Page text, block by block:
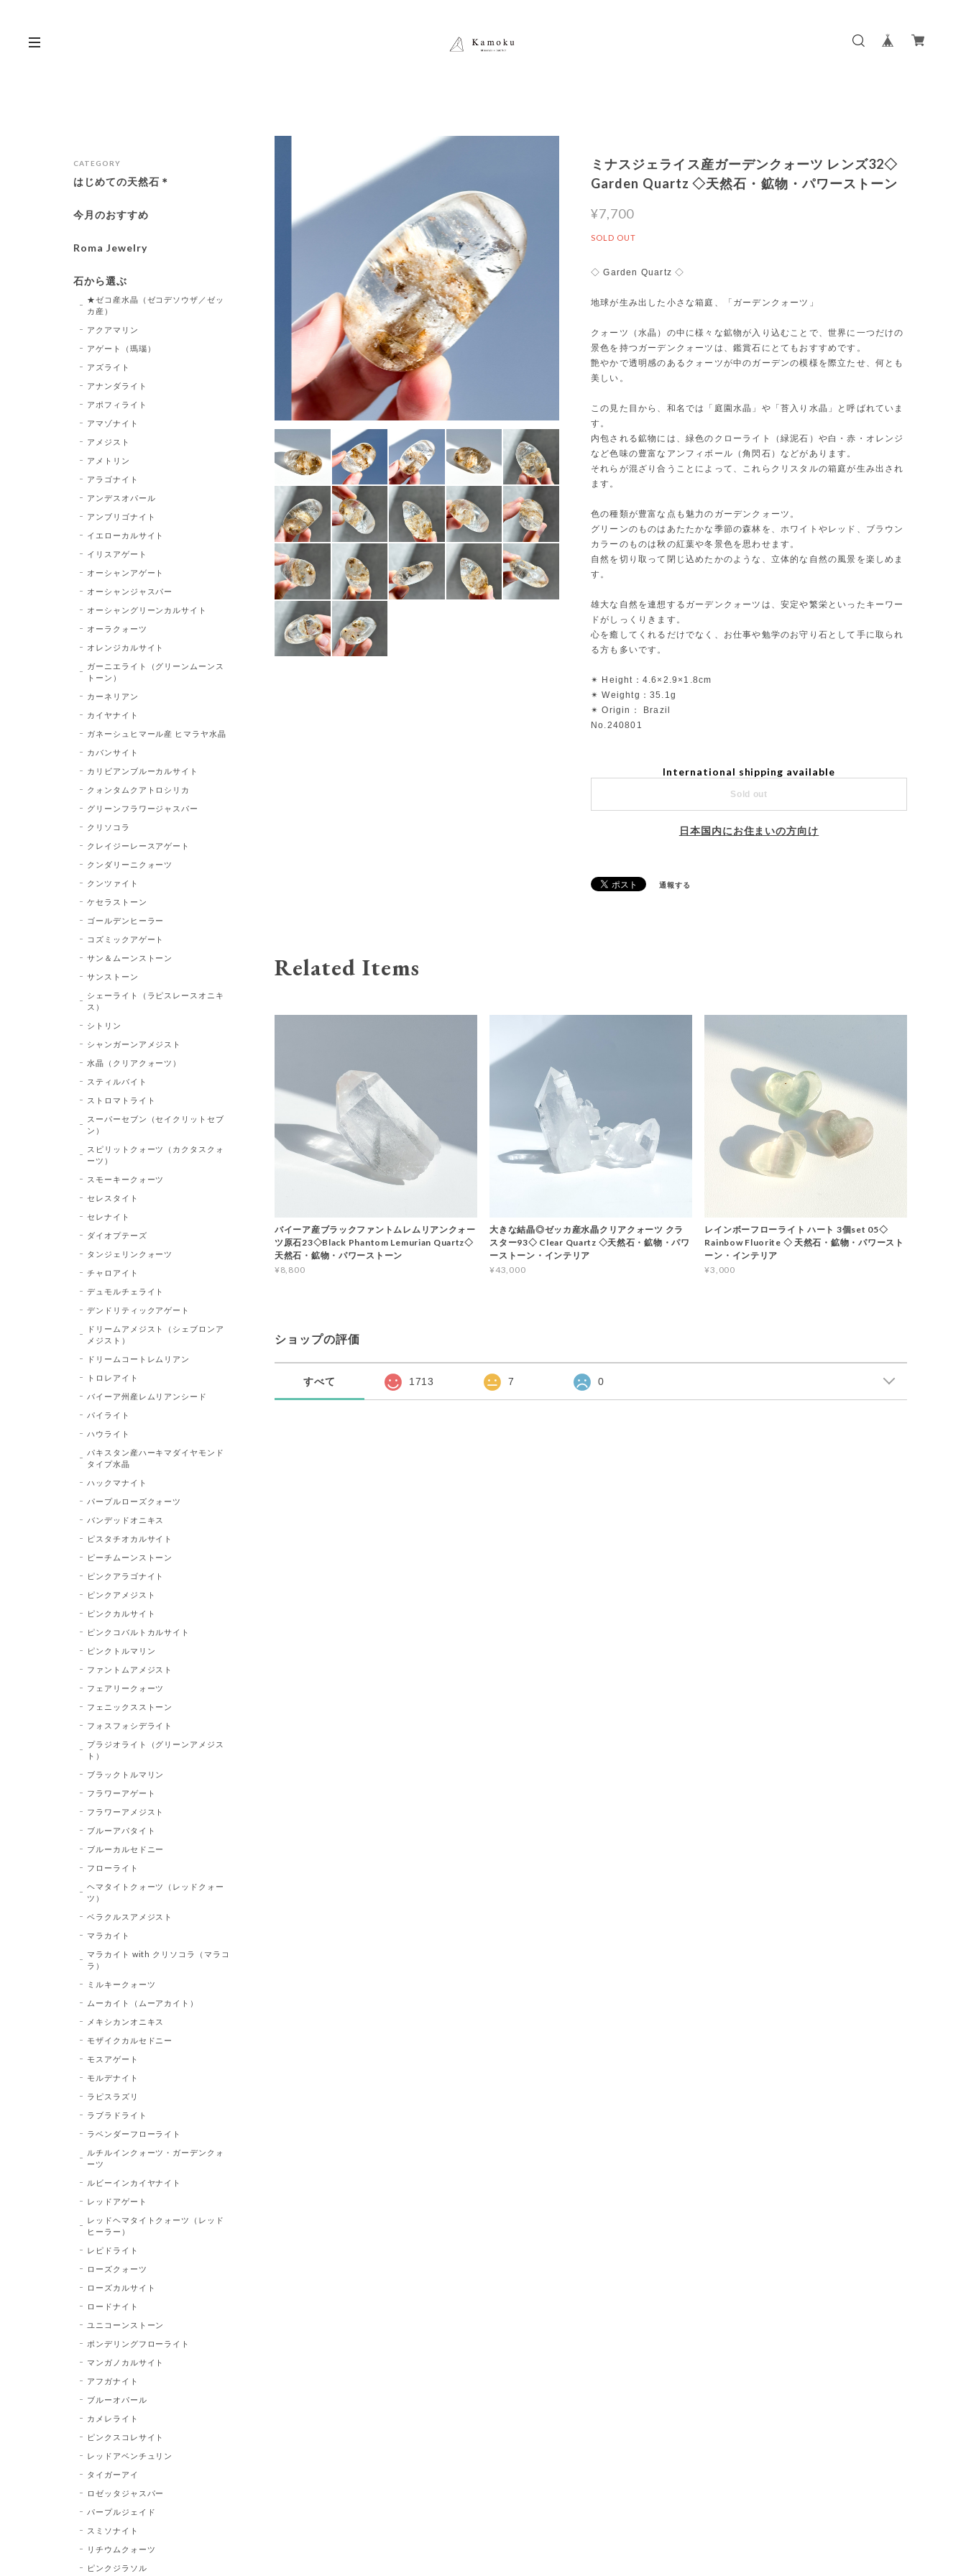
ミナスジェライス産ガーデンクォーツ レンズ32◇
Garden Quartz ◇天然石・鉱物・パワーストーン
¥7,700
SOLD OUT
◇ Garden Quartz ◇
地球が生み出した小さな箱庭、「ガーデンクォーツ」
クォーツ（水晶）の中に様々な鉱物が入り込むことで、世界に一つだけの
景色を持つガーデンクォーツは、鑑賞石にとてもおすすめです。
艶やかで透明感のあるクォーツが中のガーデンの模様を際立たせ、何とも
美しい。
この見た目から、和名では「庭園水晶」や「苔入り水晶」と呼ばれていま
す。
内包される鉱物には、緑色のクローライト（緑泥石）や白・赤・オレンジ
など色味の豊富なアンフィボール（角閃石）などがあります。
それらが混ざり合うことによって、これらクリスタルの箱庭が生み出され
ます。
色の種類が豊富な点も魅力のガーデンクォーツ。
グリーンのものはあたたかな季節の森林を、ホワイトやレッド、ブラウン
カラーのものは秋の紅葉や冬景色を思わせます。
自然を切り取って閉じ込めたかのような、立体的な自然の風景を楽しめま
す。
雄大な自然を連想するガーデンクォーツは、安定や繁栄といったキーワー
ドがしっくりきます。
心を癒してくれるだけでなく、お仕事や勉学のお守り石として手に取られ
る方も多いです。
✴︎ Height：4.6×2.9×1.8cm
✴︎ Weightg：35.1g
✴︎ Origin： Brazil
No.240801
International shipping available
Sold out
日本国内にお住まいの方向け
通報する
Related Items
バイーア産ブラックファントムレムリアンクォー
ツ原石23◇Black Phantom Lemurian Quartz◇
天然石・鉱物・パワーストーン
¥8,800
大きな結晶◎ゼッカ産水晶クリアクォーツ クラ
スター93◇ Clear Quartz ◇天然石・鉱物・パワ
ーストーン・インテリア
¥43,000
レインボーフローライト ハート 3個set 05◇
Rainbow Fluorite ◇ 天然石・鉱物・パワースト
ーン・インテリア
¥3,000
ショップの評価
すべて 1713 7 0
CATEGORY
はじめての天然石＊
今月のおすすめ
Roma Jewelry
石から選ぶ
★ゼコ産水晶（ゼコデソウザ／ゼッ
カ産）
アクアマリン
アゲート（瑪瑙）
アズライト
アナンダライト
アポフィライト
アマゾナイト
アメジスト
アメトリン
アラゴナイト
アンデスオパール
アンブリゴナイト
イエローカルサイト
イリスアゲート
オーシャンアゲート
オーシャンジャスパー
オーシャングリーンカルサイト
オーラクォーツ
オレンジカルサイト
ガーニエライト（グリーンムーンス
トーン）
カーネリアン
カイヤナイト
ガネーシュヒマール産 ヒマラヤ水晶
カバンサイト
カリビアンブルーカルサイト
クォンタムクアトロシリカ
グリーンフラワージャスパー
クリソコラ
クレイジーレースアゲート
クンダリーニクォーツ
クンツァイト
ケセラストーン
ゴールデンヒーラー
コズミックアゲート
サン＆ムーンストーン
サンストーン
シェーライト（ラピスレースオニキ
ス）
シトリン
シャンガーンアメジスト
水晶（クリアクォーツ）
スティルバイト
ストロマトライト
スーパーセブン（セイクリットセブ
ン）
スピリットクォーツ（カクタスクォ
ーツ）
スモーキークォーツ
セレスタイト
セレナイト
ダイオプテーズ
タンジェリンクォーツ
チャロアイト
デュモルチェライト
デンドリティックアゲート
ドリームアメジスト（シェブロンア
メジスト）
ドリームコートレムリアン
トロレアイト
バイーア州産レムリアンシード
パイライト
ハウライト
パキスタン産ハーキマダイヤモンド
タイプ水晶
ハックマナイト
パープルローズクォーツ
バンデッドオニキス
ピスタチオカルサイト
ピーチムーンストーン
ピンクアラゴナイト
ピンクアメジスト
ピンクカルサイト
ピンクコバルトカルサイト
ピンクトルマリン
ファントムアメジスト
フェアリークォーツ
フェニックスストーン
フォスフォシデライト
プラジオライト（グリーンアメジス
ト）
ブラックトルマリン
フラワーアゲート
フラワーアメジスト
ブルーアパタイト
ブルーカルセドニー
フローライト
ヘマタイトクォーツ（レッドクォー
ツ）
ベラクルスアメジスト
マラカイト
マラカイト with クリソコラ（マラコ
ラ）
ミルキークォーツ
ムーカイト（ムーアカイト）
メキシカンオニキス
モザイクカルセドニー
モスアゲート
モルデナイト
ラピスラズリ
ラブラドライト
ラベンダーフローライト
ルチルインクォーツ・ガーデンクォ
ーツ
ルビーインカイヤナイト
レッドアゲート
レッドヘマタイトクォーツ（レッド
ヒーラー）
レピドライト
ローズクォーツ
ローズカルサイト
ロードナイト
ユニコーンストーン
ポンデリングフローライト
マンガノカルサイト
アフガナイト
ブルーオパール
カメレライト
ピンクスコレサイト
レッドアベンチュリン
タイガーアイ
ロゼッタジャスパー
パープルジェイド
スミソナイト
リチウムクォーツ
ピンクジラソル